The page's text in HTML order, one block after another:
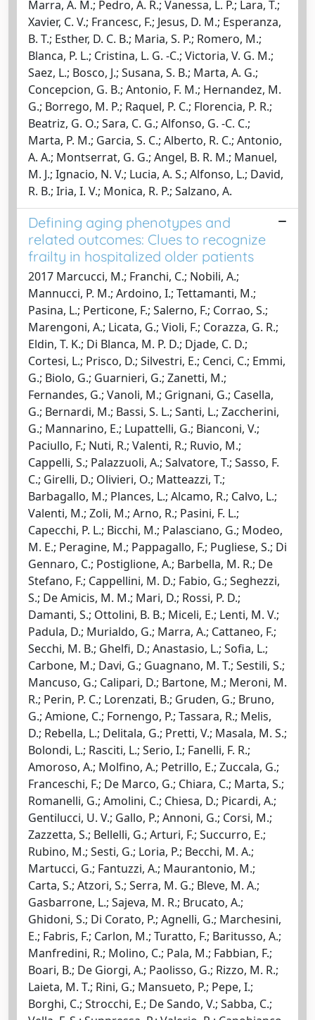
Marra, A. M.; Pedro, A. R.; Vanessa, L. P.; Lara, T.;
Xavier, C. V.; Francesc, F.; Jesus, D. M.; Esperanza,
B. T.; Esther, D. C. B.; Maria, S. P.; Romero, M.;
Blanca, P. L.; Cristina, L. G. -C.; Victoria, V. G. M.;
Saez, L.; Bosco, J.; Susana, S. B.; Marta, A. G.;
Concepcion, G. B.; Antonio, F. M.; Hernandez, M.
G.; Borrego, M. P.; Raquel, P. C.; Florencia, P. R.;
Beatriz, G. O.; Sara, C. G.; Alfonso, G. -C. C.;
Marta, P. M.; Garcia, S. C.; Alberto, R. C.; Antonio,
A. A.; Montserrat, G. G.; Angel, B. R. M.; Manuel,
M. J.; Ignacio, N. V.; Lucia, A. S.; Alfonso, L.; David,
R. B.; Iria, I. V.; Monica, R. P.; Salzano, A.
Defining aging phenotypes and
related outcomes: Clues to recognize
frailty in hospitalized older patients
2017 Marcucci, M.; Franchi, C.; Nobili, A.;
Mannucci, P. M.; Ardoino, I.; Tettamanti, M.;
Pasina, L.; Perticone, F.; Salerno, F.; Corrao, S.;
Marengoni, A.; Licata, G.; Violi, F.; Corazza, G. R.;
Eldin, T. K.; Di Blanca, M. P. D.; Djade, C. D.;
Cortesi, L.; Prisco, D.; Silvestri, E.; Cenci, C.; Emmi,
G.; Biolo, G.; Guarnieri, G.; Zanetti, M.;
Fernandes, G.; Vanoli, M.; Grignani, G.; Casella,
G.; Bernardi, M.; Bassi, S. L.; Santi, L.; Zaccherini,
G.; Mannarino, E.; Lupattelli, G.; Bianconi, V.;
Paciullo, F.; Nuti, R.; Valenti, R.; Ruvio, M.;
Cappelli, S.; Palazzuoli, A.; Salvatore, T.; Sasso, F.
C.; Girelli, D.; Olivieri, O.; Matteazzi, T.;
Barbagallo, M.; Plances, L.; Alcamo, R.; Calvo, L.;
Valenti, M.; Zoli, M.; Arno, R.; Pasini, F. L.;
Capecchi, P. L.; Bicchi, M.; Palasciano, G.; Modeo,
M. E.; Peragine, M.; Pappagallo, F.; Pugliese, S.; Di
Gennaro, C.; Postiglione, A.; Barbella, M. R.; De
Stefano, F.; Cappellini, M. D.; Fabio, G.; Seghezzi,
S.; De Amicis, M. M.; Mari, D.; Rossi, P. D.;
Damanti, S.; Ottolini, B. B.; Miceli, E.; Lenti, M. V.;
Padula, D.; Murialdo, G.; Marra, A.; Cattaneo, F.;
Secchi, M. B.; Ghelfi, D.; Anastasio, L.; Sofia, L.;
Carbone, M.; Davi, G.; Guagnano, M. T.; Sestili, S.;
Mancuso, G.; Calipari, D.; Bartone, M.; Meroni, M.
R.; Perin, P. C.; Lorenzati, B.; Gruden, G.; Bruno,
G.; Amione, C.; Fornengo, P.; Tassara, R.; Melis,
D.; Rebella, L.; Delitala, G.; Pretti, V.; Masala, M. S.;
Bolondi, L.; Rasciti, L.; Serio, I.; Fanelli, F. R.;
Amoroso, A.; Molfino, A.; Petrillo, E.; Zuccala, G.;
Franceschi, F.; De Marco, G.; Chiara, C.; Marta, S.;
Romanelli, G.; Amolini, C.; Chiesa, D.; Picardi, A.;
Gentilucci, U. V.; Gallo, P.; Annoni, G.; Corsi, M.;
Zazzetta, S.; Bellelli, G.; Arturi, F.; Succurro, E.;
Rubino, M.; Sesti, G.; Loria, P.; Becchi, M. A.;
Martucci, G.; Fantuzzi, A.; Maurantonio, M.;
Carta, S.; Atzori, S.; Serra, M. G.; Bleve, M. A.;
Gasbarrone, L.; Sajeva, M. R.; Brucato, A.;
Ghidoni, S.; Di Corato, P.; Agnelli, G.; Marchesini,
E.; Fabris, F.; Carlon, M.; Turatto, F.; Baritusso, A.;
Manfredini, R.; Molino, C.; Pala, M.; Fabbian, F.;
Boari, B.; De Giorgi, A.; Paolisso, G.; Rizzo, M. R.;
Laieta, M. T.; Rini, G.; Mansueto, P.; Pepe, I.;
Borghi, C.; Strocchi, E.; De Sando, V.; Sabba, C.;